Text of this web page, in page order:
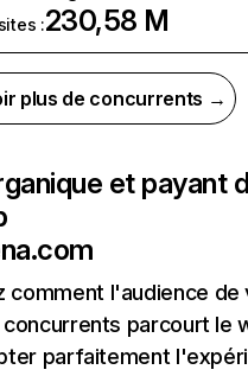
:230,58 M
plus de concurrents →
et payant
comment l'audience de
concurrents parcourt le
parfaitement